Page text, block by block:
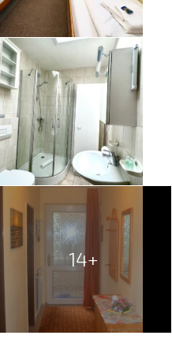
14+